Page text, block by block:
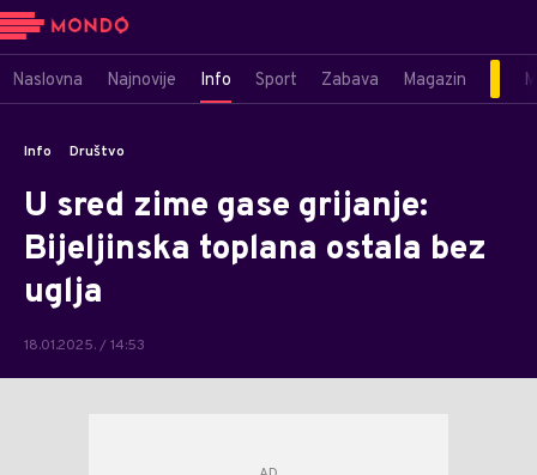
Naslovna Najnovije Info Sport Zabava Magazin
Info Društvo
U sred zime gase grijanje:
Bijeljinska toplana ostala bez
uglja
18.01.2025. / 14:53